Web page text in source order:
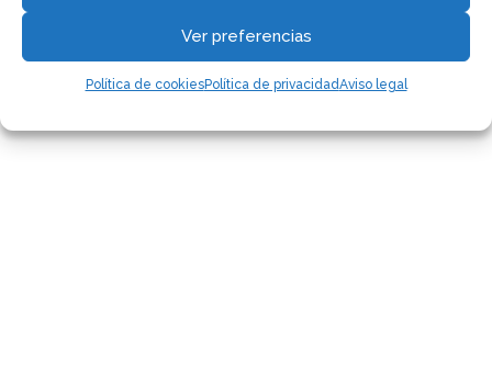
Ver preferencias
Política de cookiesPolítica de privacidadAviso legal